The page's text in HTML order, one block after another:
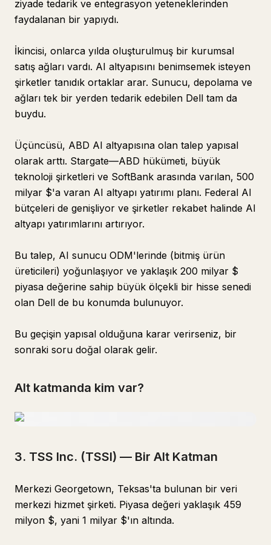
ziyade tedarik ve entegrasyon yeteneklerinden
faydalanan bir yapıydı.
İkincisi, onlarca yılda oluşturulmuş bir kurumsal
satış ağları vardı. AI altyapısını benimsemek isteyen
şirketler tanıdık ortaklar arar. Sunucu, depolama ve
ağları tek bir yerden tedarik edebilen Dell tam da
buydu.
Üçüncüsü, ABD AI altyapısına olan talep yapısal
olarak arttı. Stargate—ABD hükümeti, büyük
teknoloji şirketleri ve SoftBank arasında varılan, 500
milyar $'a varan AI altyapı yatırımı planı. Federal AI
bütçeleri de genişliyor ve şirketler rekabet halinde AI
altyapı yatırımlarını artırıyor.
Bu talep, AI sunucu ODM'lerinde (bitmiş ürün
üreticileri) yoğunlaşıyor ve yaklaşık 200 milyar $
piyasa değerine sahip büyük ölçekli bir hisse senedi
olan Dell de bu konumda bulunuyor.
Bu geçişin yapısal olduğuna karar verirseniz, bir
sonraki soru doğal olarak gelir.
Alt katmanda kim var?
3. TSS Inc. (TSSI) — Bir Alt Katman
Merkezi Georgetown, Teksas'ta bulunan bir veri
merkezi hizmet şirketi. Piyasa değeri yaklaşık 459
milyon $, yani 1 milyar $'ın altında.